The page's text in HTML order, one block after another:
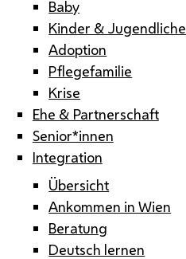
Baby
Kinder & Jugendliche
Adoption
Pflegefamilie
Krise
Ehe & Partnerschaft
Senior*innen
Integration
Übersicht
Ankommen in Wien
Beratung
Deutsch lernen